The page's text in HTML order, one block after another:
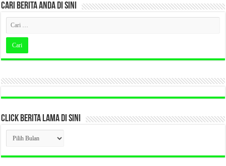
CARI BERITA ANDA DI SINI
CLICK BERITA LAMA DI SINI
CLICK
BERITA
LAMA
DI